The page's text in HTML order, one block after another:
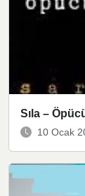
Sıla –
10 Ocak